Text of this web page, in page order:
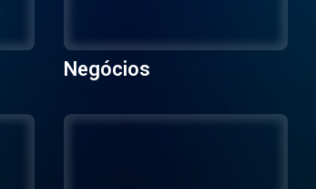
Negócios